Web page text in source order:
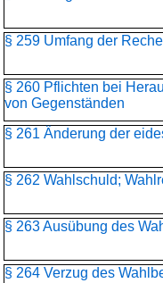
§ 259 Umfang der
§ 260 Pflichten bei
von Gegenständen
§ 261 Änderung der
§ 262 Wahlschuld;
§ 263 Ausübung des
§ 264 Verzug des